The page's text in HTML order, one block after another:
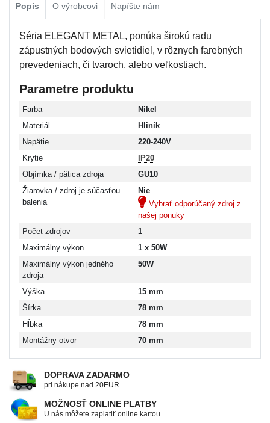
Popis O výrobcovi Napíšte nám
Séria ELEGANT METAL, ponúka širokú radu
zápustných bodových svietidiel, v rôznych farebných
prevedeniach, či tvaroch, alebo veľkostiach.
Parametre produktu
Farba
Nikel
Materiál
Hliník
Napätie
220-240V
Krytie
IP20
Objímka / pätica zdroja
GU10
Žiarovka / zdroj je súčasťou
balenia
Nie
Vybrať odporúčaný zdroj z
našej ponuky
Počet zdrojov
1
Maximálny výkon
1 x 50W
Maximálny výkon jedného
zdroja
50W
Výška
15 mm
Šírka
78 mm
Hĺbka
78 mm
Montážny otvor
70 mm
DOPRAVA ZADARMO
pri nákupe nad 20EUR
MOŽNOSŤ ONLINE PLATBY
U nás môžete zaplatiť online kartou